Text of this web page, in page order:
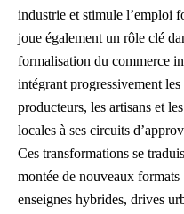
industrie et stimule l’emploi
joue également un rôle clé
formalisation du commerce
intégrant progressivement les
producteurs, les artisans et
locales à ses circuits
Ces transformations se
montée de nouveaux
enseignes hybrides, drives